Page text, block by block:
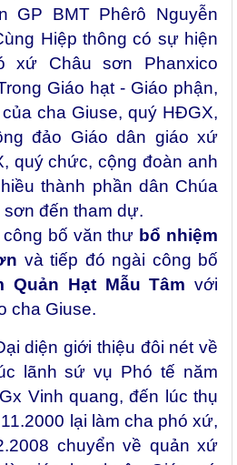
GP BMT Phêrô Nguyễn
Hiệp thông có sự hiện
xứ Châu sơn Phanxico
Giáo hạt - Giáo phận,
cha Giuse, quý HĐGX,
đảo Giáo dân giáo xứ
quý chức, cộng đoàn anh
thành phần dân Chúa
đến tham dự.
bố văn thư bổ nhiệm
và tiếp đó ngài công bố
Quản Hạt Mẫu Tâm với
cha Giuse.
diện giới thiệu đôi nét về
lãnh sứ vụ Phó tế năm
Vinh quang, đến lúc thụ
lại làm cha phó xứ,
chuyển về quản xứ